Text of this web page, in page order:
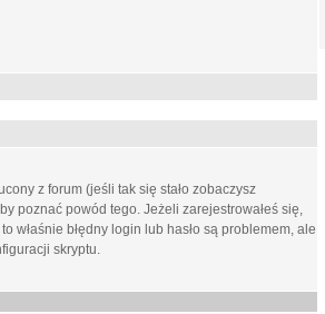
z forum (jeśli tak się stało zobaczysz
poznać powód tego. Jeżeli zarejestrowałeś się,
właśnie błędny login lub hasło są problemem, ale
skryptu.